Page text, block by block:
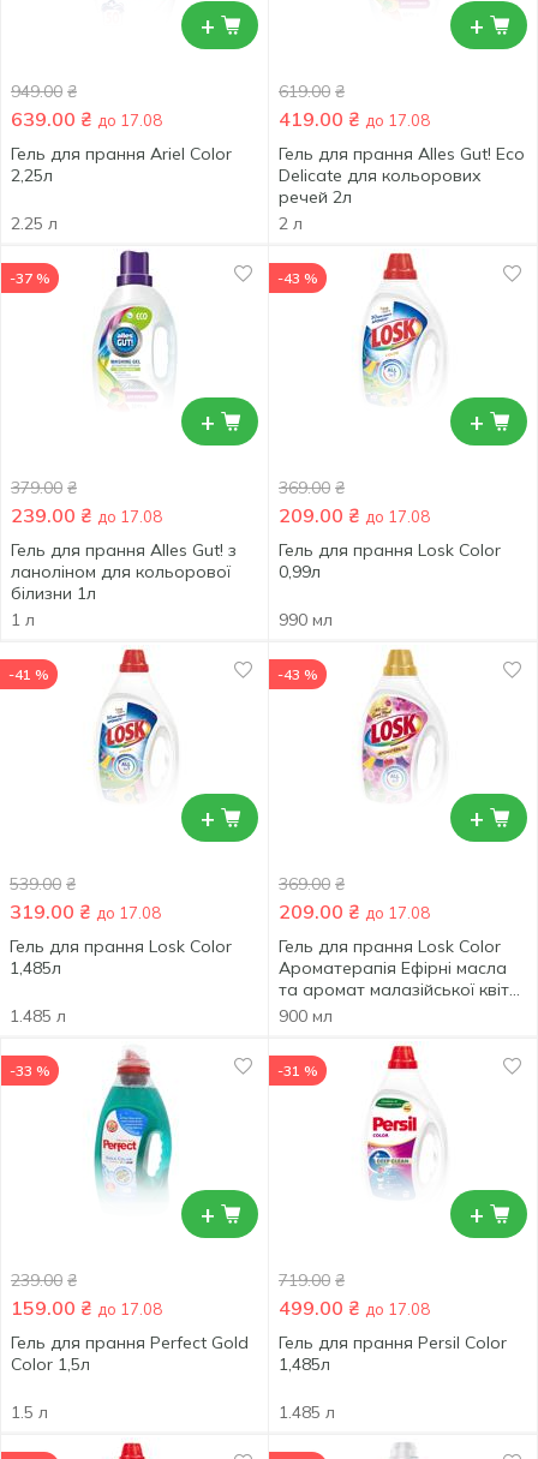
+
949.00 ₴
639.00 ₴ до 17.08
Гель для прання Ariel Color
2,25л
2.25 л
+
619.00 ₴
419.00 ₴ до 17.08
Гель для прання Alles Gut! Eco
Delicate для кольорових
речей 2л
2 л
+
-37 %
379.00 ₴
239.00 ₴ до 17.08
Гель для прання Alles Gut! з
ланоліном для кольорової
білизни 1л
1 л
+
-43 %
369.00 ₴
209.00 ₴ до 17.08
Гель для прання Losk Color
0,99л
990 мл
+
-41 %
539.00 ₴
319.00 ₴ до 17.08
Гель для прання Losk Color
1,485л
1.485 л
+
-43 %
369.00 ₴
209.00 ₴ до 17.08
Гель для прання Losk Color
Ароматерапія Ефірні масла
та аромат малазійської квітки
0,9л
900 мл
+
-33 %
239.00 ₴
159.00 ₴ до 17.08
Гель для прання Perfect Gold
Color 1,5л
1.5 л
+
-31 %
719.00 ₴
499.00 ₴ до 17.08
Гель для прання Persil Color
1,485л
1.485 л